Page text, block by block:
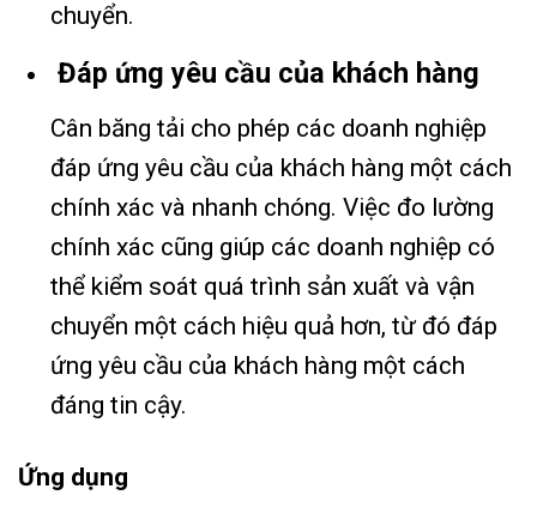
chuyển.
Đáp ứng yêu cầu của khách hàng
Cân băng tải cho phép các doanh nghiệp
đáp ứng yêu cầu của khách hàng một cách
chính xác và nhanh chóng. Việc đo lường
chính xác cũng giúp các doanh nghiệp có
thể kiểm soát quá trình sản xuất và vận
chuyển một cách hiệu quả hơn, từ đó đáp
ứng yêu cầu của khách hàng một cách
đáng tin cậy.
Ứng dụng